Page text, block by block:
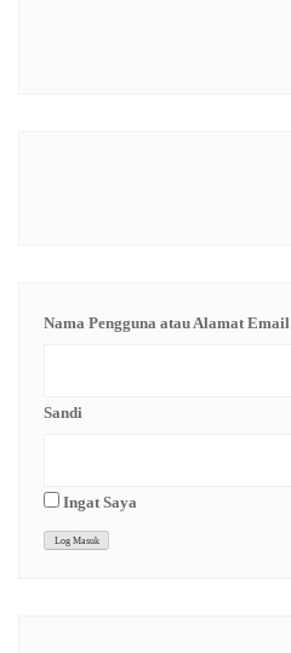
Nama Pengguna atau Alamat Email
Sandi
Ingat Saya